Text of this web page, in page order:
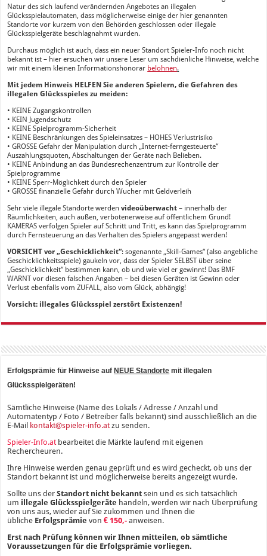
Natur des sich laufend verändernden Angebotes an illegalen
Glücksspielautomaten, dass möglicherweise einige der hier genannten
Standorte vor kurzem von den Behörden geschlossen oder illegale
Glücksspielgeräte beschlagnahmt wurden.
Durchaus möglich ist auch, dass ein neuer Standort Spieler-Info noch nicht
bekannt ist – hier ersuchen wir unsere Leser um sachdienliche Hinweise, welche
wir mit einem kleinen Informationshonorar belohnen.
Mit jedem Hinweis HELFEN Sie anderen Spielern, die Gefahren des
illegalen Glücksspieles zu meiden:
• KEINE Zugangskontrollen
• KEIN Jugendschutz
• KEINE Spielprogramm-Sicherheit
• KEINE Beschränkungen des Spieleinsatzes – HOHES Verlustrisiko
• GROSSE Gefahr der Manipulation durch „Internet-ferngesteuerte“
Auszahlungsquoten, Abschaltungen der Geräte nach Belieben.
• KEINE Anbindung an das Bundesrechenzentrum zur Kontrolle der
Spielprogramme
• KEINE Sperr-Möglichkeit durch den Spieler
• GROSSE finanzielle Gefahr durch Wucher mit Geldverleih
Sehr viele illegale Standorte werdenvideoüberwacht– innerhalb der
Räumlichkeiten, auch außen, verbotenerweise auf öffentlichem Grund!
KAMERAS verfolgen Spieler auf Schritt und Tritt, es kann das Spielprogramm
durch Fernsteuerung an das Verhalten des Spielers angepasst werden!
VORSICHT vor „Geschicklichkeit“: sogenannte „Skill-Games“ (also angebliche
Geschicklichkeitsspiele) gaukeln vor, dass der Spieler SELBST über seine
„Geschicklichkeit“ bestimmen kann, ob und wie viel er gewinnt! Das BMF
WARNT vor diesen falschen Angaben – bei diesen Geräten ist Gewinn oder
Verlust ebenfalls vom ZUFALL, also vom Glück, abhängig!
Vorsicht: illegales Glücksspiel zerstört Existenzen!
Erfolgsprämie für Hinweise auf NEUE Standorte mit illegalen
Glücksspielgeräten!
Sämtliche Hinweise (Name des Lokals / Adresse / Anzahl und
Automatentyp / Foto / Betreiber falls bekannt) sind ausschließlich an die
E-Mail kontakt@spieler-info.at zu senden.
Spieler-Info.at bearbeitet die Märkte laufend mit eigenen
Rechercheuren.
Ihre Hinweise werden genau geprüft und es wird gecheckt, ob uns der
Standort bekannt ist und möglicherweise bereits angezeigt wurde.
Sollte uns derStandort nicht bekanntsein und es sich tatsächlich
um illegale Glücksspielgeräte handeln, werden wir nach Überprüfung
von uns aus, wieder auf Sie zukommen und Ihnen die
übliche Erfolgsprämievon € 150,- anweisen.
Erst nach Prüfung können wir Ihnen mitteilen, ob sämtliche
Voraussetzungen für die Erfolgsprämie vorliegen.